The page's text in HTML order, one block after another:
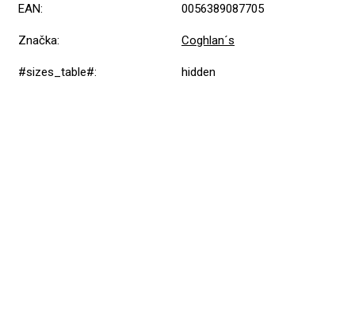
EAN: 0056389087705
Značka: Coghlan´s
#sizes_table#: hidden